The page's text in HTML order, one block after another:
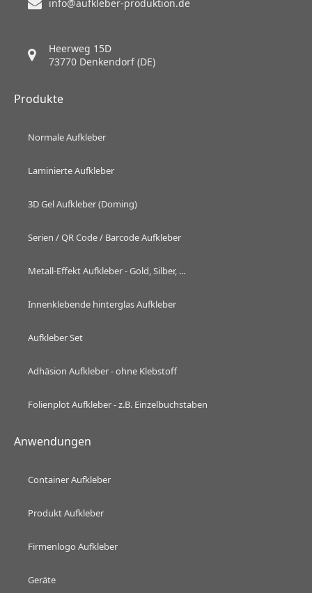
info@aufkleber-produktion.de
Heerweg 15D
73770 Denkendorf (DE)
Produkte
Normale Aufkleber
Laminierte Aufkleber
3D Gel Aufkleber (Doming)
Serien / QR Code / Barcode Aufkleber
Metall-Effekt Aufkleber - Gold, Silber, ...
Innenklebende hinterglas Aufkleber
Aufkleber Set
Adhäsion Aufkleber - ohne Klebstoff
Folienplot Aufkleber - z.B. Einzelbuchstaben
Anwendungen
Container Aufkleber
Produkt Aufkleber
Firmenlogo Aufkleber
Geräte